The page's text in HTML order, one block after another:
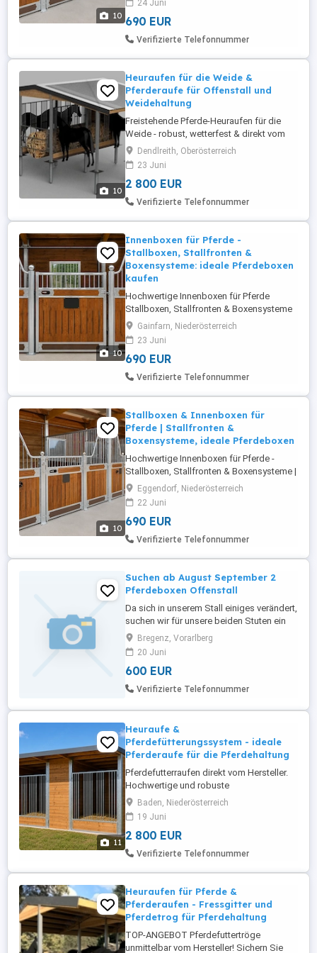
10
Produktion bieten die ideale Lösung für
moderne Reitställe, Pferdebetriebe,
Zuchtanlagen sowie private Stallungen.
24 Juni
690 EUR
Verifizierte Telefonnummer
10
Heuraufen für die Weide &
Pferderaufe für Offenstall und
Weidehaltung
Freistehende Pferde-Heuraufen für die
Weide - robust, wetterfest & direkt vom
Hersteller | Angebot 2026 Freistehende
Pferde-Heuraufen für den professionellen
Einsatz auf Weiden, Paddocks und
modernen Offenstall-Systemen.
Entwickelt für den ganzjährigen
extremen ...
Dendlreith, Oberösterreich
23 Juni
2 800 EUR
Verifizierte Telefonnummer
10
Innenboxen für Pferde -
Stallboxen, Stallfronten &
Boxensysteme: ideale Pferdeboxen
kaufen
Hochwertige Innenboxen für Pferde
Stallboxen, Stallfronten & Boxensysteme
direkt vom Hersteller Hochwertige
Innenboxen für Pferde direkt aus eigener
Produktion bieten die ideale Lösung für
moderne Reitställe, Pferdebetriebe,
Zuchtanlagen sowie private Stallungen.
Gainfarn, Niederösterreich
23 Juni
690 EUR
Verifizierte Telefonnummer
10
Stallboxen & Innenboxen für
Pferde | Stallfronten &
Boxensysteme, ideale Pferdeboxen
Hochwertige Innenboxen für Pferde -
Stallboxen, Stallfronten & Boxensysteme |
Pferdeboxen direkt vom Hersteller.
Hochwertige Innenboxen für Pferde direkt
aus eigener Produktion - die ideale
Lösung für moderne Reitställe,
Pferdebetriebe, Zuchtanlagen sowie
den ...
Eggendorf, Niederösterreich
22 Juni
690 EUR
Verifizierte Telefonnummer
Suchen ab August September 2
Pferdeboxen Offenstall
Da sich in unserem Stall einiges verändert,
suchen wir für unsere beiden Stuten ein
neues Zuhause. Reitplatz oder Halle wäre
Pflicht und entweder Teil- oder
Vollpension mit Weidegang. Umkreis
Höchst Dornbirn bis Rankweil
Bregenz, Vorarlberg
20 Juni
600 EUR
Verifizierte Telefonnummer
11
Heuraufe &
Pferdefütterungssystem - ideale
Pferderaufe für die Pferdehaltung
Pferdefutterraufen direkt vom Hersteller.
Hochwertige und robuste
Pferdefutterraufen direkt aus eigener
Produktion, entwickelt für den täglichen
Einsatz in Innenboxen, Offenställen,
Paddockanlagen und privaten
Pferdebetrieben. Unsere Lösungen sind
Handhabung ...
Baden, Niederösterreich
19 Juni
2 800 EUR
Verifizierte Telefonnummer
Heuraufen für Pferde &
Pferderaufen - Fressgitter und
Pferdetrog für Pferdehaltung
TOP-ANGEBOT Pferdefuttertröge
unmittelbar vom Hersteller! Sichern Sie